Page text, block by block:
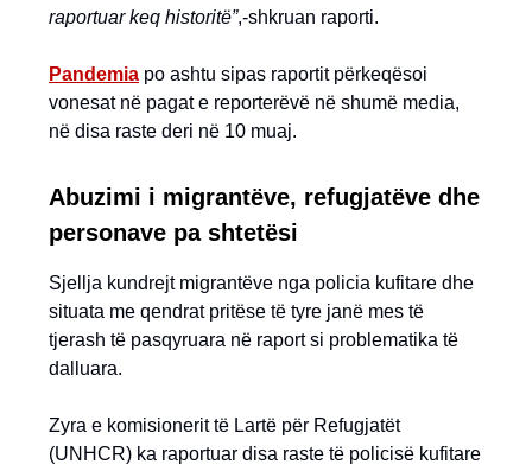
raportuar keq historitë”,-shkruan raporti.
Pandemia po ashtu sipas raportit përkeqësoi
vonesat në pagat e reporterëvë në shumë media,
në disa raste deri në 10 muaj.
Abuzimi i migrantëve, refugjatëve dhe
personave pa shtetësi
Sjellja kundrejt migrantëve nga policia kufitare dhe
situata me qendrat pritëse të tyre janë mes të
tjerash të pasqyruara në raport si problematika të
dalluara.
Zyra e komisionerit të Lartë për Refugjatët
(UNHCR) ka raportuar disa raste të policisë kufitare